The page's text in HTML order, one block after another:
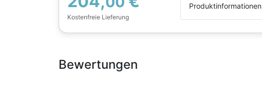
Kostenfreie Lieferung
Produktinformationen
Bewertungen